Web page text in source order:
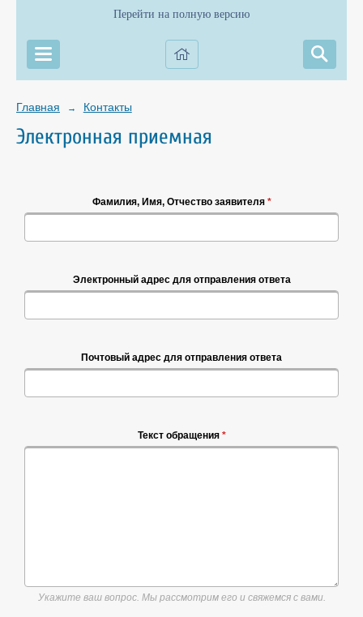
Перейти на полную версию
Главная → Контакты
Электронная приемная
Фамилия, Имя, Отчество заявителя *
Электронный адрес для отправления ответа
Почтовый адрес для отправления ответа
Текст обращения *
Укажите ваш вопрос. Мы рассмотрим его и свяжемся с вами.